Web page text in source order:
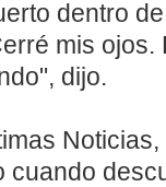
dentro
mis ojos.
dijo.
cuando